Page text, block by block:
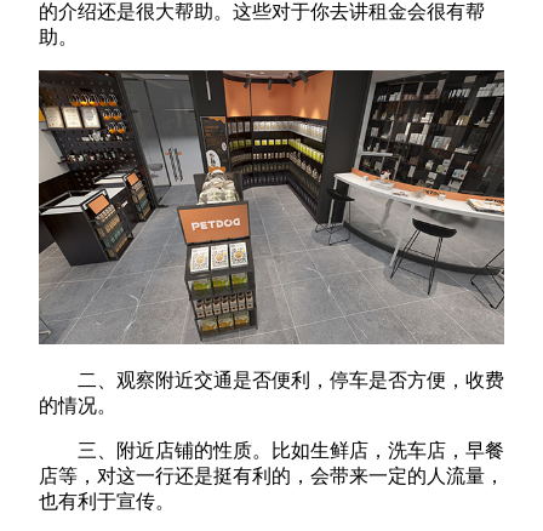
的介绍还是很大帮助。这些对于你去讲租金会很有帮
助。
二、观察附近交通是否便利，停车是否方便，收费
的情况。
三、附近店铺的性质。比如生鲜店，洗车店，早餐
店等，对这一行还是挺有利的，会带来一定的人流量，
也有利于宣传。